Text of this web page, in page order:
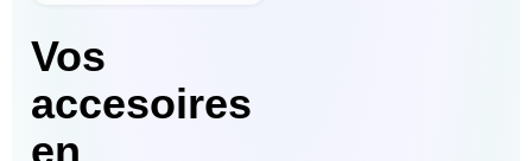
Vos
accesoires
en